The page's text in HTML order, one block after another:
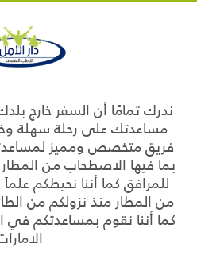
ندرك تمامًا أن السفر خارج
مساعدتك على رحلة سهلة
فريق متخصص ومميز
بما فيها الاصطحاب من المطار
للمرافق كما أننا نحيطكم
من المطار منذ نزولكم من
كما أننا نقوم بمساعدتكم في